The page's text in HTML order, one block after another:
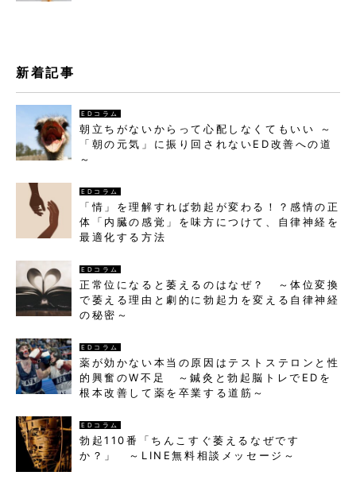
新着記事
EDコラム
朝立ちがないからって心配しなくてもいい ～
「朝の元気」に振り回されないED改善への道
～
EDコラム
「情」を理解すれば勃起が変わる！？感情の正
体「内臓の感覚」を味方につけて、自律神経を
最適化する方法
EDコラム
正常位になると萎えるのはなぜ？ ～体位変換
で萎える理由と劇的に勃起力を変える自律神経
の秘密～
EDコラム
薬が効かない本当の原因はテストステロンと性
的興奮のW不足 ～鍼灸と勃起脳トレでEDを
根本改善して薬を卒業する道筋～
EDコラム
勃起110番「ちんこすぐ萎えるなぜです
か？」 ～LINE無料相談メッセージ～